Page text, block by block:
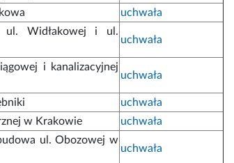
uchwała
ul. Widłakowej i ul.
uchwała
i kanalizacyjnej
uchwała
uchwała
w Krakowie uchwała
ul. Obozowej w
uchwała